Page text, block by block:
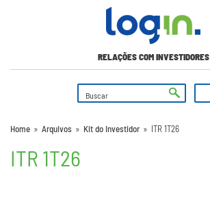
RELAÇÕES COM INVESTIDORES
Home » Arquivos » Kit do Investidor » ITR 1T26
ITR 1T26